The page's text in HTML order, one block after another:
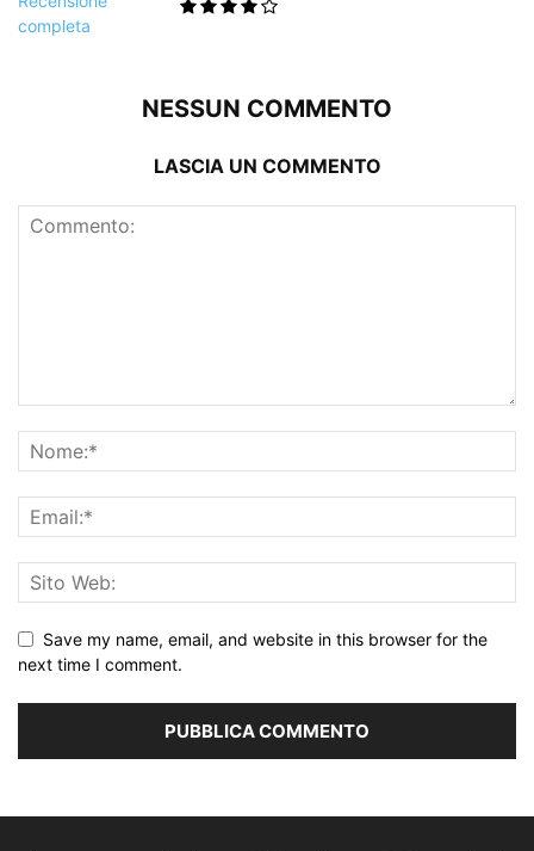
NESSUN COMMENTO
LASCIA UN COMMENTO
Save my name, email, and website in this browser for the
next time I comment.